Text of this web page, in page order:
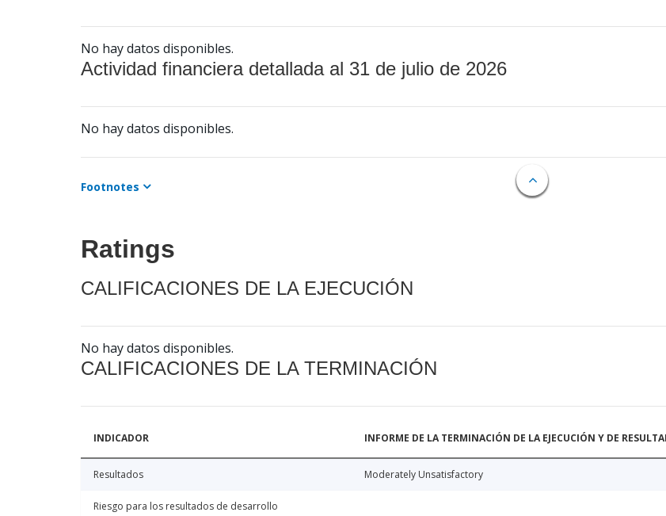
No hay datos disponibles.
Actividad financiera detallada al 31 de julio de 2026
No hay datos disponibles.
Footnotes
Ratings
CALIFICACIONES DE LA EJECUCIÓN
No hay datos disponibles.
CALIFICACIONES DE LA TERMINACIÓN
INDICADOR INFORME DE LA TERMINACIÓN DE LA EJECUCIÓN Y DE
Resultados Moderately Unsatisfactory
Riesgo para los resultados de desarrollo